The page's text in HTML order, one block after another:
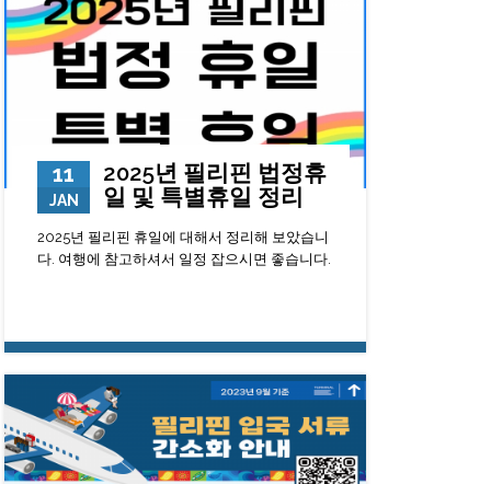
11
JAN
2025년 필리핀 법정휴
일 및 특별휴일 정리
2025년 필리핀 휴일에 대해서 정리해 보았습니
다. 여행에 참고하셔서 일정 잡으시면 좋습니다.
18690 0 23